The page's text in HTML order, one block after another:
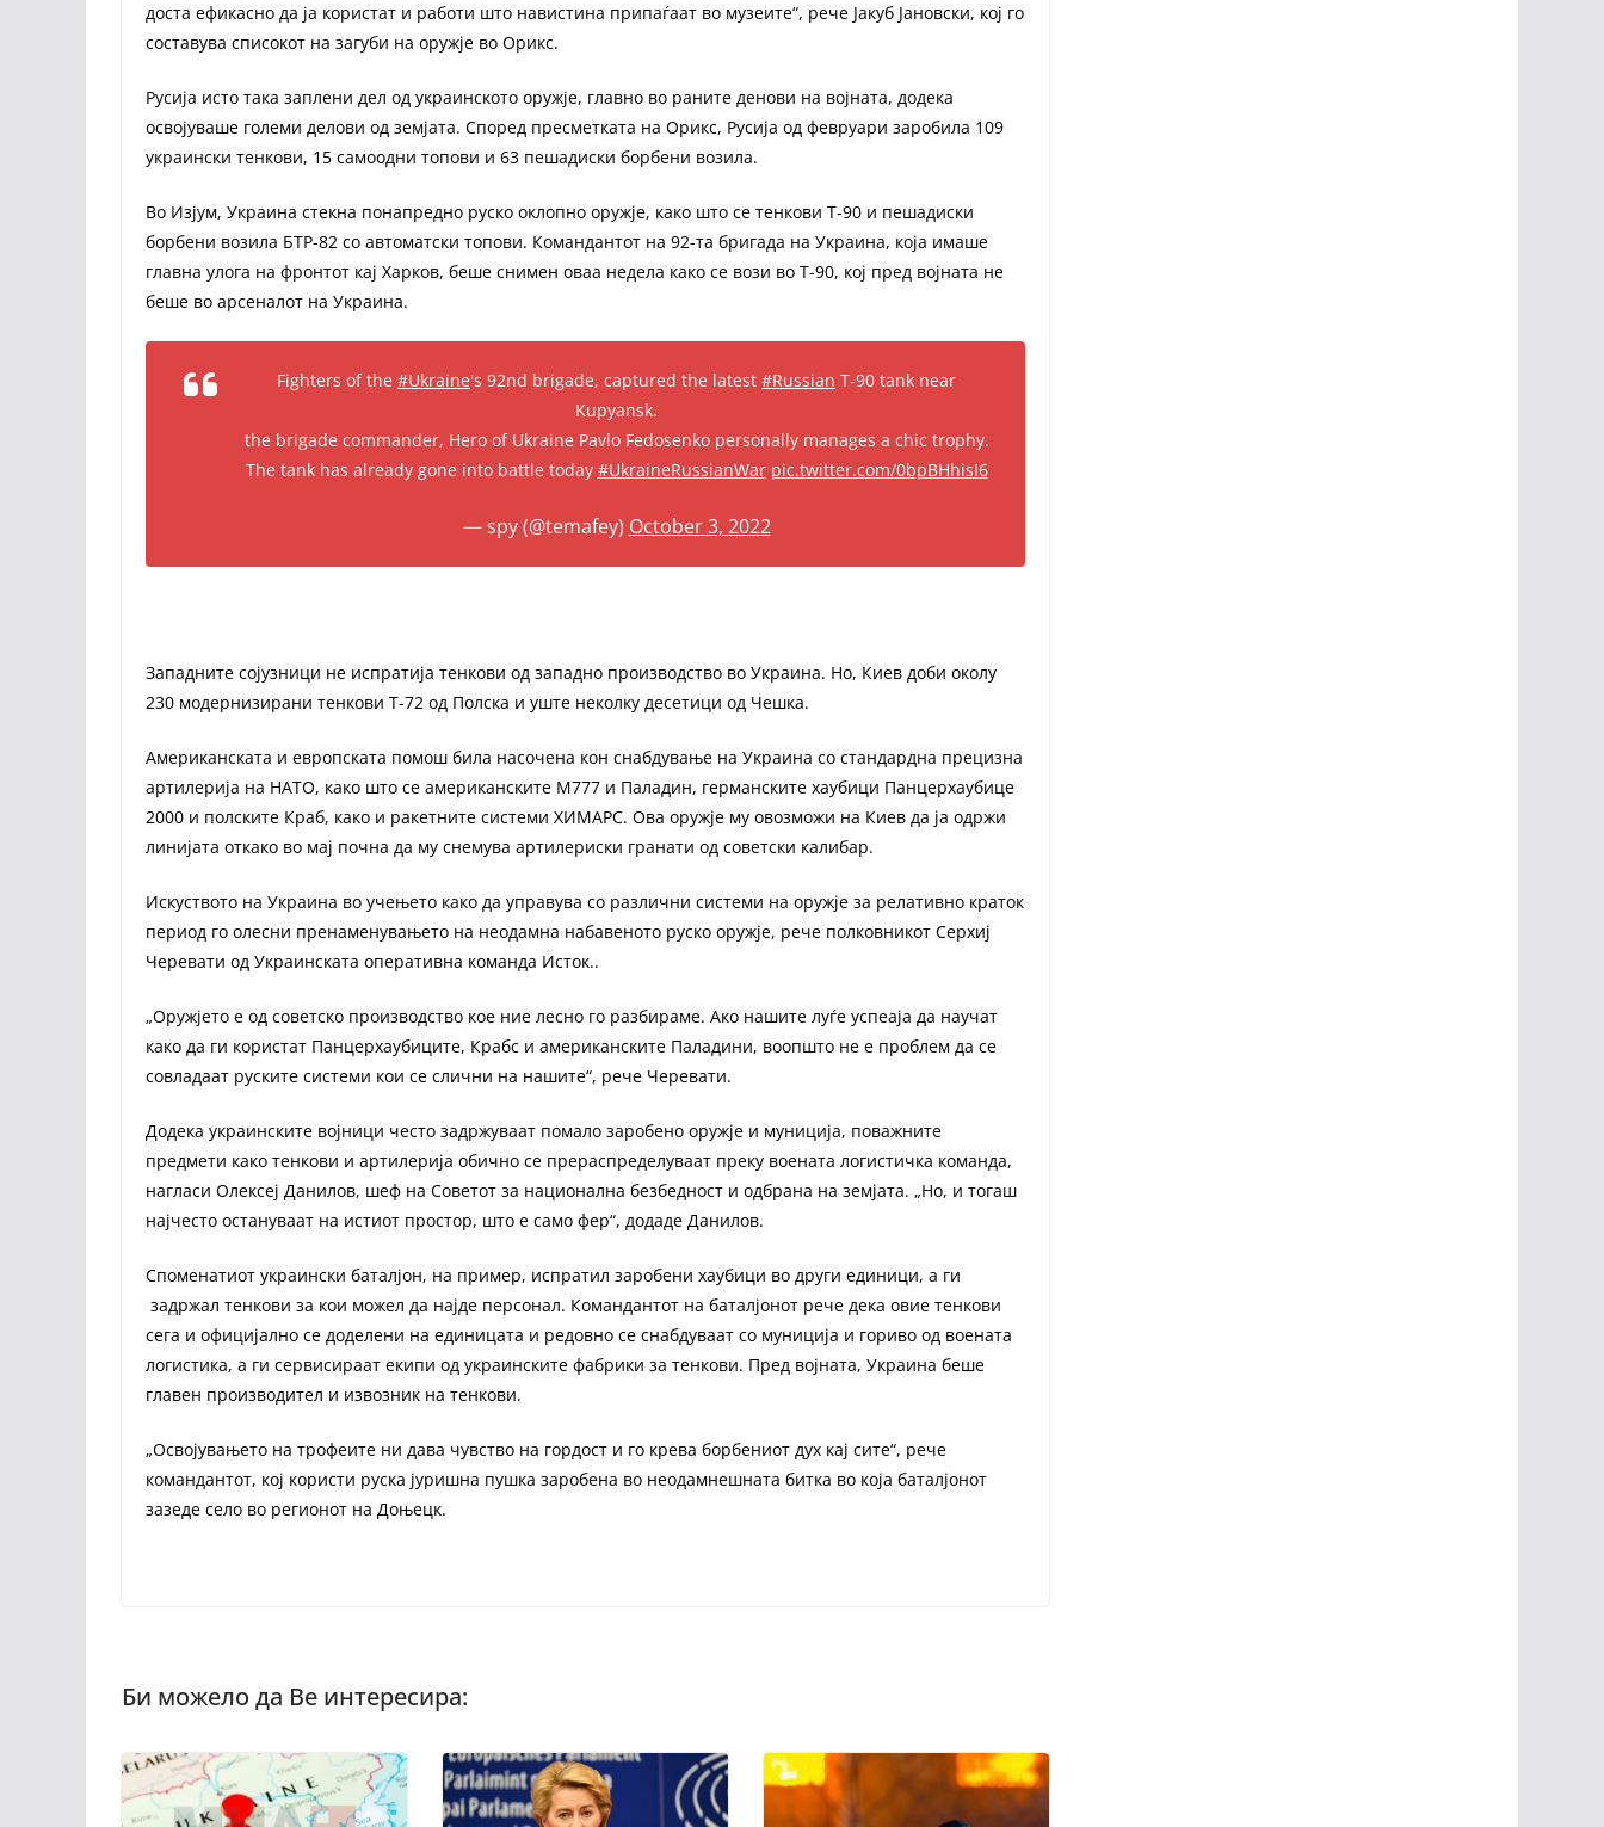
доста ефикасно да ја користат и работи што навистина припаѓаат во музеите“, рече Јакуб Јановски, кој го
составува списокот на загуби на оружје во Орикс.
Русија исто така заплени дел од украинското оружје, главно во раните денови на војната, додека
освојуваше големи делови од земјата. Според пресметката на Орикс, Русија од февруари заробила 109
украински тенкови, 15 самоодни топови и 63 пешадиски борбени возила.
Во Изјум, Украина стекна понапредно руско оклопно оружје, како што се тенкови Т-90 и пешадиски
борбени возила БТР-82 со автоматски топови. Командантот на 92-та бригада на Украина, која имаше
главна улога на фронтот кај Харков, беше снимен оваа недела како се вози во Т-90, кој пред војната не
беше во арсеналот на Украина.
Fighters of the #Ukraine's 92nd brigade, captured the latest #Russian T-90 tank near
Kupyansk.
the brigade commander, Hero of Ukraine Pavlo Fedosenko personally manages a chic trophy.
The tank has already gone into battle today #UkraineRussianWar pic.twitter.com/0bpBHhisI6
— spy (@temafey) October 3, 2022
Западните сојузници не испратија тенкови од западно производство во Украина. Но, Киев доби околу
230 модернизирани тенкови Т-72 од Полска и уште неколку десетици од Чешка.
Американската и европската помош била насочена кон снабдување на Украина со стандардна прецизна
артилерија на НАТО, како што се американските М777 и Паладин, германските хаубици Панцерхаубице
2000 и полските Краб, како и ракетните системи ХИМАРС. Ова оружје му овозможи на Киев да ја одржи
линијата откако во мај почна да му снемува артилериски гранати од советски калибар.
Искуството на Украина во учењето како да управува со различни системи на оружје за релативно краток
период го олесни пренаменувањето на неодамна набавеното руско оружје, рече полковникот Серхиј
Черевати од Украинската оперативна команда Исток..
„Оружјето е од советско производство кое ние лесно го разбираме. Ако нашите луѓе успеаја да научат
како да ги користат Панцерхаубиците, Крабс и американските Паладини, воопшто не е проблем да се
совладаат руските системи кои се слични на нашите“, рече Черевати.
Додека украинските војници често задржуваат помало заробено оружје и муниција, поважните
предмети како тенкови и артилерија обично се прераспределуваат преку воената логистичка команда,
нагласи Олексеј Данилов, шеф на Советот за национална безбедност и одбрана на земјата. „Но, и тогаш
најчесто остануваат на истиот простор, што е само фер“, додаде Данилов.
Споменатиот украински баталјон, на пример, испратил заробени хаубици во други единици, а ги
задржал тенкови за кои можел да најде персонал. Командантот на баталјонот рече дека овие тенкови
сега и официјално се доделени на единицата и редовно се снабдуваат со муниција и гориво од воената
логистика, а ги сервисираат екипи од украинските фабрики за тенкови. Пред војната, Украина беше
главен производител и извозник на тенкови.
„Освојувањето на трофеите ни дава чувство на гордост и го крева борбениот дух кај сите“, рече
командантот, кој користи руска јуришна пушка заробена во неодамнешната битка во која баталјонот
зазеде село во регионот на Доњецк.